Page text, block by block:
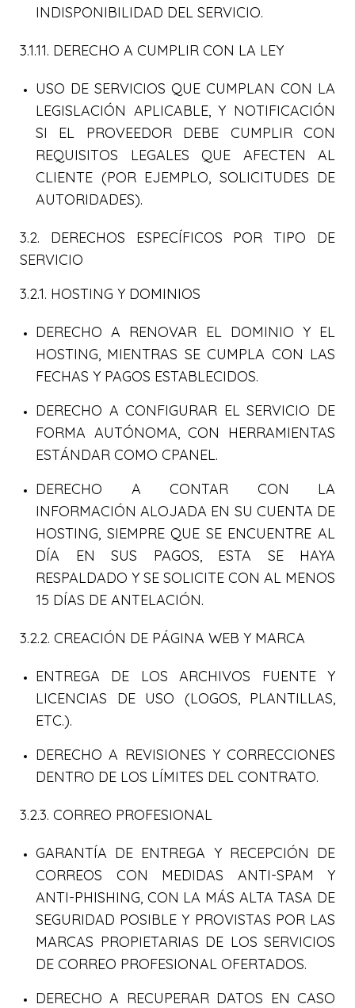
INDISPONIBILIDAD DEL SERVICIO.
3.1.11. DERECHO A CUMPLIR CON LA LEY
USO DE SERVICIOS QUE CUMPLAN CON LA
LEGISLACIÓN APLICABLE, Y NOTIFICACIÓN
SI EL PROVEEDOR DEBE CUMPLIR CON
REQUISITOS LEGALES QUE AFECTEN AL
CLIENTE (POR EJEMPLO, SOLICITUDES DE
AUTORIDADES).
3.2. DERECHOS ESPECÍFICOS POR TIPO DE
SERVICIO
3.2.1. HOSTING Y DOMINIOS
DERECHO A RENOVAR EL DOMINIO Y EL
HOSTING, MIENTRAS SE CUMPLA CON LAS
FECHAS Y PAGOS ESTABLECIDOS.
DERECHO A CONFIGURAR EL SERVICIO DE
FORMA AUTÓNOMA, CON HERRAMIENTAS
ESTÁNDAR COMO CPANEL.
DERECHO A CONTAR CON LA
INFORMACIÓN ALOJADA EN SU CUENTA DE
HOSTING, SIEMPRE QUE SE ENCUENTRE AL
DÍA EN SUS PAGOS, ESTA SE HAYA
RESPALDADO Y SE SOLICITE CON AL MENOS
15 DÍAS DE ANTELACIÓN.
3.2.2. CREACIÓN DE PÁGINA WEB Y MARCA
ENTREGA DE LOS ARCHIVOS FUENTE Y
LICENCIAS DE USO (LOGOS, PLANTILLAS,
ETC.).
DERECHO A REVISIONES Y CORRECCIONES
DENTRO DE LOS LÍMITES DEL CONTRATO.
3.2.3. CORREO PROFESIONAL
GARANTÍA DE ENTREGA Y RECEPCIÓN DE
CORREOS CON MEDIDAS ANTI-SPAM Y
ANTI-PHISHING, CON LA MÁS ALTA TASA DE
SEGURIDAD POSIBLE Y PROVISTAS POR LAS
MARCAS PROPIETARIAS DE LOS SERVICIOS
DE CORREO PROFESIONAL OFERTADOS.
DERECHO A RECUPERAR DATOS EN CASO